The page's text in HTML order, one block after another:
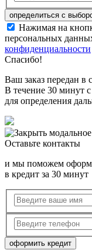
Нажимая на
персональных
конфиденциальности
Спасибо!
Ваш заказ передан в
В течение 30 минут
для определения
Оставьте контакты
и мы поможем
в кредит за 30 минут